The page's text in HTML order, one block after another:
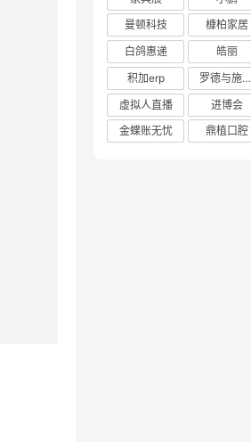
家具展
小鹏
曼顿科技
槺柏家居
白鸽惠递
皓丽
积加erp
罗德与施瓦茨
虚拟人直播
进博会
金蝶账无忧
鼎植口腔